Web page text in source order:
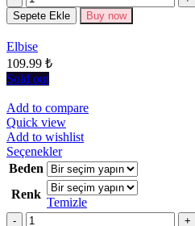
Seçenekler
Sepete Ekle Buy now
Elbise
109.99 ₺
Sold out
Add to compare
Quick view
Add to wishlist
SeçeneklerBu
ürünün
birden
fazla
varyasyonu
Beden
Renk
Temizle
Miktar